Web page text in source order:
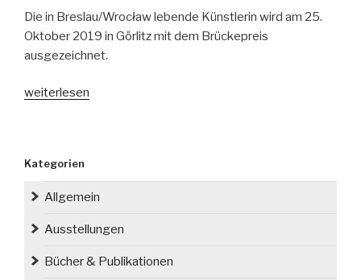
Die in Breslau/Wrocław lebende Künstlerin wird am 25.
Oktober 2019 in Görlitz mit dem Brückepreis
ausgezeichnet.
„Internationaler
Kahan“
weiterlesen
Kategorien
Allgemein
Ausstellungen
Bücher & Publikationen